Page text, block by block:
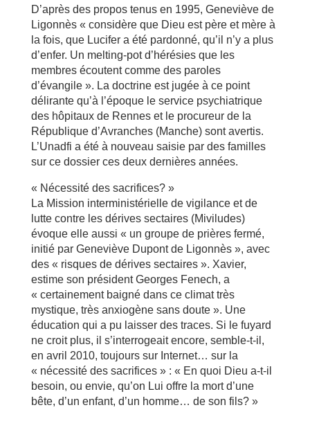
D’après des propos tenus en 1995, Geneviève de
Ligonnès « considère que Dieu est père et mère à
la fois, que Lucifer a été pardonné, qu’il n’y a plus
d’enfer. Un melting-pot d’hérésies que les
membres écoutent comme des paroles
d’évangile ». La doctrine est jugée à ce point
délirante qu’à l’époque le service psychiatrique
des hôpitaux de Rennes et le procureur de la
République d’Avranches (Manche) sont avertis.
L’Unadfi a été à nouveau saisie par des familles
sur ce dossier ces deux dernières années.
« Nécessité des sacrifices? »
La Mission interministérielle de vigilance et de
lutte contre les dérives sectaires (Miviludes)
évoque elle aussi « un groupe de prières fermé,
initié par Geneviève Dupont de Ligonnès », avec
des « risques de dérives sectaires ». Xavier,
estime son président Georges Fenech, a
« certainement baigné dans ce climat très
mystique, très anxiogène sans doute ». Une
éducation qui a pu laisser des traces. Si le fuyard
ne croit plus, il s’interrogeait encore, semble-t-il,
en avril 2010, toujours sur Internet… sur la
« nécessité des sacrifices » : « En quoi Dieu a-t-il
besoin, ou envie, qu’on Lui offre la mort d’une
bête, d’un enfant, d’un homme… de son fils? »